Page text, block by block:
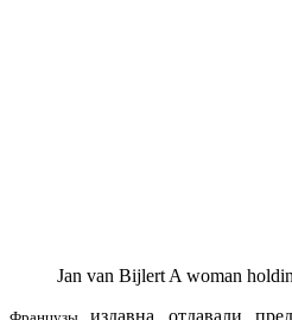
Jan van Bijlert A woman
издавна отдавали